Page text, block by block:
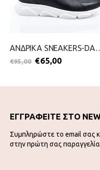
ΑΝΔΡΙΚΑ
€95,00 €65,00
ΕΓΓΡΑΦΕΙΤΕ ΣΤΟ
Συμπληρώστε το email σας
στην πρώτη σας